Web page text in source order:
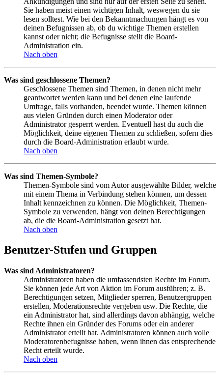
Sie haben meist einen wichtigen Inhalt, weswegen du sie
lesen solltest. Wie bei den Bekanntmachungen hängt es von
deinen Befugnissen ab, ob du wichtige Themen erstellen
kannst oder nicht; die Befugnisse stellt die Board-
Administration ein.
Nach oben
Was sind geschlossene Themen?
Geschlossene Themen sind Themen, in denen nicht mehr
geantwortet werden kann und bei denen eine laufende
Umfrage, falls vorhanden, beendet wurde. Themen können
aus vielen Gründen durch einen Moderator oder
Administrator gesperrt werden. Eventuell hast du auch die
Möglichkeit, deine eigenen Themen zu schließen, sofern dies
durch die Board-Administration erlaubt wurde.
Nach oben
Was sind Themen-Symbole?
Themen-Symbole sind vom Autor ausgewählte Bilder, welche
mit einem Thema in Verbindung stehen können, um dessen
Inhalt kennzeichnen zu können. Die Möglichkeit, Themen-
Symbole zu verwenden, hängt von deinen Berechtigungen
ab, die die Board-Administration gesetzt hat.
Nach oben
Benutzer-Stufen und Gruppen
Was sind Administratoren?
Administratoren haben die umfassendsten Rechte im Forum.
Sie können jede Art von Aktion im Forum ausführen; z. B.
Berechtigungen setzen, Mitglieder sperren, Benutzergruppen
erstellen, Moderationsrechte vergeben usw. Die Rechte, die
ein Administrator hat, sind allerdings davon abhängig, welche
Rechte ihnen ein Gründer des Forums oder ein anderer
Administrator erteilt hat. Administratoren können auch volle
Moderatorenbefugnisse haben, wenn ihnen das entsprechende
Recht erteilt wurde.
Nach oben